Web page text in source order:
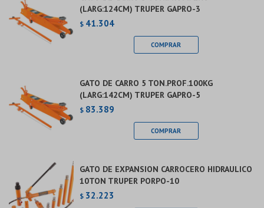
(LARG:124CM) TRUPER GAPRO-3
$ 41.304
GATO DE CARRO 5 TON.PROF.100KG
(LARG:142CM) TRUPER GAPRO-5
$ 83.389
GATO DE EXPANSION CARROCERO HIDRAULICO
10TON TRUPER PORPO-10
$ 32.223